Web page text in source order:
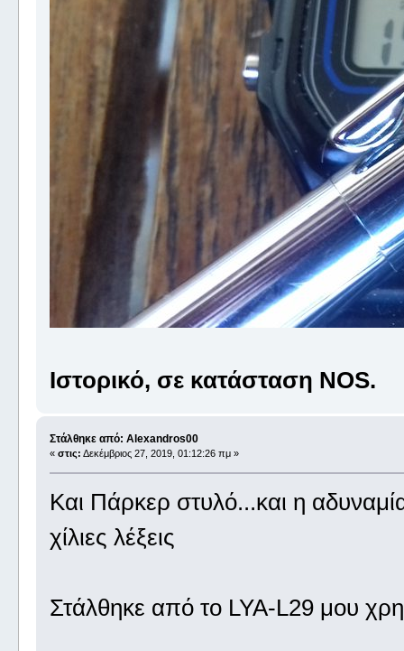
Ιστορικό, σε κατάσταση NOS.
Στάλθηκε από: Alexandros00
« στις: Δεκέμβριος 27, 2019, 01:12:26 πμ »
Και Πάρκερ στυλό...και η
χίλιες λέξεις
Στάλθηκε από το LYA-L29 μου